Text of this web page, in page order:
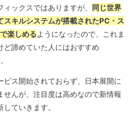
ィックスではありますが、
同じ世界
スキルシステムが搭載されたPC・ス
楽しめるようになったので、これま
ど諦めていた人にはおすすめ
ビス開始されておらず、日本展開に
せんが、注目度は高めなので新情報
ていきます。